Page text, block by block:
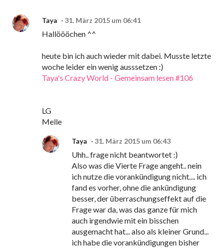
Taya 31. März 2015 um 06:41
Hallöööchen ^^
heute bin ich auch wieder mit dabei. Musste letzte
woche leider ein wenig ausssetzen :)
Taya's Crazy World - Gemeinsam lesen #106
LG
Melle
Taya 31. März 2015 um 06:43
Uhh.. frage nicht beantwortet :)
Also was die Vierte Frage angeht.. nein
ich nutze die vorankündigung nicht.... ich
fand es vorher, ohne die ankündigung
besser, der überraschungseffekt auf die
Frage war da, was das ganze für mich
auch irgendwie mit ein bisschen
ausgemacht hat... also als kleiner Grund...
ich habe die vorankündigungen bisher